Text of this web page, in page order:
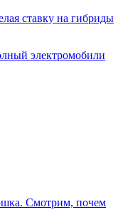
ставку на гибриды
электромобили
Смотрим, почем